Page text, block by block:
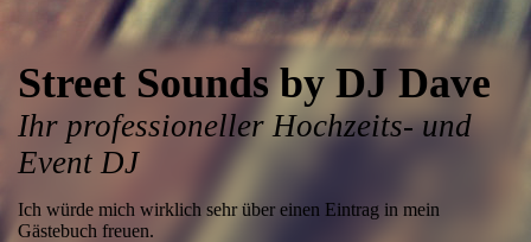
Street Sounds by DJ Dave
Ihr professioneller Hochzeits- und
Event DJ
Ich würde mich wirklich sehr über einen Eintrag in mein
Gästebuch freuen.